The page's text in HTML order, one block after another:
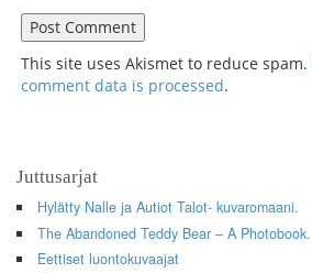
This site uses Akismet to reduce spam.
comment data is processed.
Juttusarjat
Hylätty Nalle ja Autiot Talot- kuvaromaani.
The Abandoned Teddy Bear – A Photobook.
Eettiset luontokuvaajat